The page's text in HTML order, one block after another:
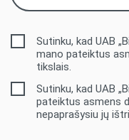
Sutinku, kad UAB
mano pateiktus
tikslais.
Sutinku, kad UAB
pateiktus asmens
nepaprašysiu jų